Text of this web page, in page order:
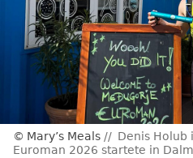
Mary’s Meals
Denis Holub
Euroman 2026 startete in